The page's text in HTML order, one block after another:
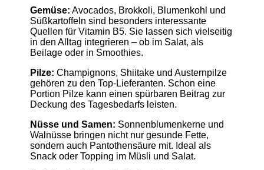
Gemüse: Avocados, Brokkoli, Blumenkohl und
Süßkartoffeln sind besonders interessante
Quellen für Vitamin B5. Sie lassen sich vielseitig
in den Alltag integrieren – ob im Salat, als
Beilage oder in Smoothies.
Pilze: Champignons, Shiitake und Austernpilze
gehören zu den Top-Lieferanten. Schon eine
Portion Pilze kann einen spürbaren Beitrag zur
Deckung des Tagesbedarfs leisten.
Nüsse und Samen: Sonnenblumenkerne und
Walnüsse bringen nicht nur gesunde Fette,
sondern auch Pantothensäure mit. Ideal als
Snack oder Topping im Müsli und Salat.